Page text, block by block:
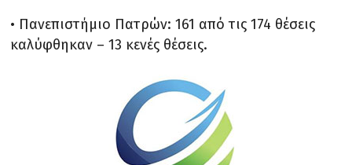
• Πανεπιστήμιο Πατρών: 161 από τις 174 θέσεις
καλύφθηκαν – 13 κενές θέσεις.